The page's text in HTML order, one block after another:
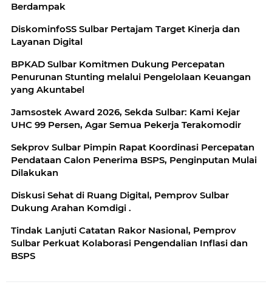
Berdampak
DiskominfoSS Sulbar Pertajam Target Kinerja dan
Layanan Digital
BPKAD Sulbar Komitmen Dukung Percepatan
Penurunan Stunting melalui Pengelolaan Keuangan
yang Akuntabel
Jamsostek Award 2026, Sekda Sulbar: Kami Kejar
UHC 99 Persen, Agar Semua Pekerja Terakomodir
Sekprov Sulbar Pimpin Rapat Koordinasi Percepatan
Pendataan Calon Penerima BSPS, Penginputan Mulai
Dilakukan
‎Diskusi Sehat di Ruang Digital, Pemprov Sulbar
Dukung Arahan Komdigi .
Tindak Lanjuti Catatan Rakor Nasional, Pemprov
Sulbar Perkuat Kolaborasi Pengendalian Inflasi dan
BSPS